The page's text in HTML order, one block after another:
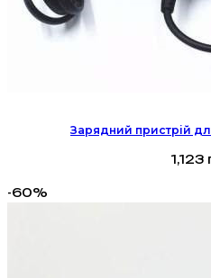
Зарядний пристрій
1,123
-60%